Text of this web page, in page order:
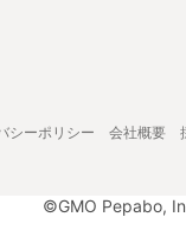
シーポリシー 会社概要
©GMO Pepabo,